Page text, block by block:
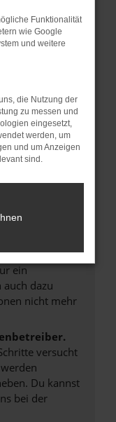
deine
deine
in einem
privaten
und dein
Stand
ein
dazu
nicht mehr
versucht
Du kannst
bei der
Funktionalität
wie Google
und weitere
die Nutzung der
zu messen und
eingesetzt,
werden, um
und um Anzeigen
sind.